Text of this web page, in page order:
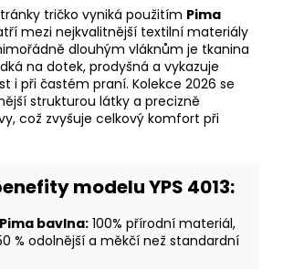
tričko vyniká použitím Pima
mezi nejkvalitnější textilní materiály
dlouhým vláknům je tkanina
na dotek, prodyšná a vykazuje
i při častém praní. Kolekce 2026 se
strukturou látky a precizně
což zvyšuje celkový komfort při
modelu YPS 4013:
bavlna: 100% přírodní materiál,
% odolnější a měkčí než standardní